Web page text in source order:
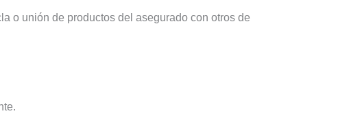
o unión de productos del asegurado con otros de